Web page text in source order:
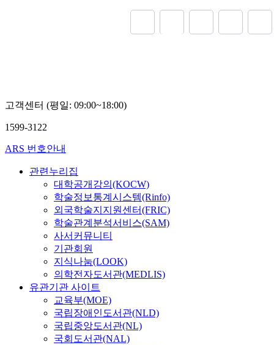
고객센터 (평일: 09:00~18:00)
1599-3122
ARS 번호안내
관련누리집
대학공개강의(KOCW)
학술정보통계시스템(Rinfo)
외국학술지지원센터(FRIC)
학술관계분석서비스(SAM)
사서커뮤니티
기관회원
지식나눔(LOOK)
의학전자도서관(MEDLIS)
유관기관 사이트
교육부(MOE)
국립장애인도서관(NLD)
국립중앙도서관(NL)
국회도서관(NAL)